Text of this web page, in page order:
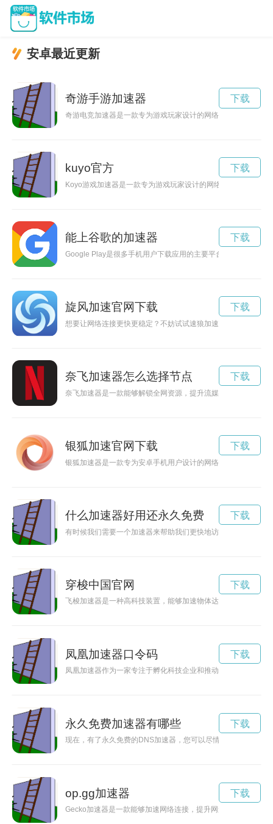
安卓最近更新
奇游手游加速器
奇游电竞加速器是一款专为游戏玩家设计的网络加速器，有效
下载
kuyo官方
Koyo游戏加速器是一款专为游戏玩家设计的网络加速工具，可
下载
能上谷歌的加速器
Google Play是很多手机用户下载应用的主要平台，而通过下载
下载
旋风加速官网下载
想要让网络连接更快更稳定？不妨试试速狼加速器官方下载，让
下载
奈飞加速器怎么选择节点
奈飞加速器是一款能够解锁全网资源，提升流媒体观影体验的
下载
银狐加速官网下载
银狐加速器是一款专为安卓手机用户设计的网络加速工具，能
下载
什么加速器好用还永久免费
有时候我们需要一个加速器来帮助我们更快地访问网络，但是
下载
穿梭中国官网
飞梭加速器是一种高科技装置，能够加速物体达到超光速并进
下载
凤凰加速器口令码
凤凰加速器作为一家专注于孵化科技企业和推动创新发展的机
下载
永久免费加速器有哪些
现在，有了永久免费的DNS加速器，您可以尽情畅游网络世界
下载
op.gg加速器
Gecko加速器是一款能够加速网络连接，提升网速稳定性的工
下载